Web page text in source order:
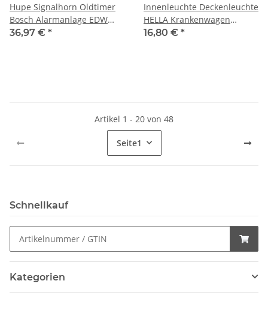
Hupe Signalhorn Oldtimer
Bosch Alarmanlage EDW
Mercedes 12 Volt
36,97 € *
Innenleuchte Deckenleuchte
HELLA Krankenwagen
Wohnmobil 12 Volt 2JA 007
16,80 € *
Artikel 1 - 20 von 48
Seite1
Schnellkauf
Kategorien